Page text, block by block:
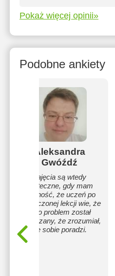
Pokaż więcej opinii»
Podobne ankiety
Aleksandra
Gwóźdź
Zajęcia są wtedy
skuteczne, gdy mam
pewność, że uczeń po
zakończonej lekcji wie, że
jego problem został
rozwiązany, że zrozumiał,
że sobie poradzi.